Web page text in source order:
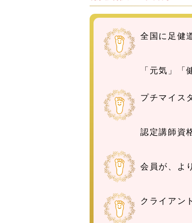
全国に足健
「元気」
プチマイス
認定講師資
会員が、よ
クライアン